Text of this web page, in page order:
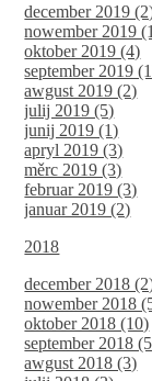
december 2019
nowember 2019
oktober 2019 (4)
september 2019
awgust 2019 (2)
julij 2019 (5)
junij 2019 (1)
apryl 2019 (3)
měrc 2019 (3)
februar 2019 (3)
januar 2019 (2)
2018
december 2018
nowember 2018
oktober 2018 (10)
september 2018
awgust 2018 (3)